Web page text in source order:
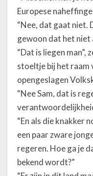
Europese
“Nee, dat gaat niet.
gewoon dat het niet
“Dat is liegen man”,
stoeltje bij het raam
opengeslagen
“Nee Sam, dat is
“En als die knakker
een paar zware
regeren. Hoe ga je
bekend wordt?”